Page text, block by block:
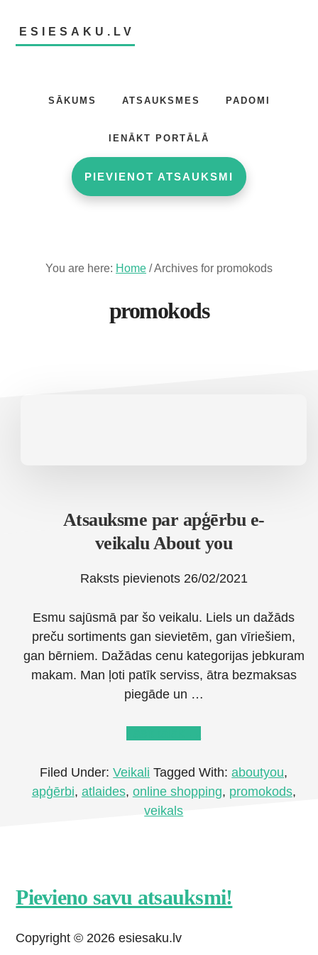
main
footerESIESAKU.LV
SĀKUMS ATSAUKSMES PADOMI
IENĀKT PORTĀLĀ
PIEVIENOT ATSAUKSMI
You are here: Home /Archives for promokods
promokods
Atsauksme par apģērbu e-
veikalu About you
Raksts pievienots 26/02/2021
Esmu sajūsmā par šo veikalu. Liels un dažāds
preču sortiments gan sievietēm, gan vīriešiem,
gan bērniem. Dažādas cenu kategorijas jebkuram
makam. Man ļoti patīk serviss, ātra bezmaksas
piegāde un …
par
apģērbu
Filed Under:Veikali Tagged With:aboutyou,
apģērbi, atlaides, online shopping, promokods,
veikals
Footer
Pievieno savu atsauksmi!
Copyright © 2026 esiesaku.lv